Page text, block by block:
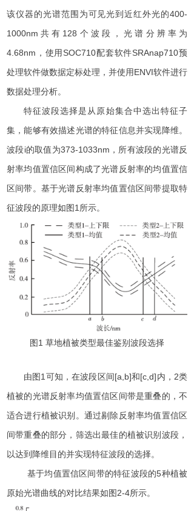
该仪器的光谱范围为可见光到近红外光的400-
1000nm 共有 128 个波段 ，光谱分辨率 为
4.68nm ，使用 SOC710配套软件SRAnap710预
处理软件做数据定标处理，并使用ENVI软件进行
数据处理分析。
特征波段选择是从原始集合中选出特征子
集，能够有效描述光谱的特征信息并实现降维。
波段i的取值为373-1033nm ，所有波段的光谱反
射率均值置信区间构成了光谱反射率的均值置信
区间带。基于光谱反射率均值置信区间带提取特
征波段的原理如图1 所示。
图1 草地植被类型最佳鉴别波段选择
由图1可知，在波段区间[a,b]和[c,d]内 ， 2类
植被的光谱反射率均值置信区间带是重叠的，不
适合进行植被识别。通过剔除反射率均值置信区
间带重叠的部分，筛选出最佳的植被识别波段，
以达到降维目的并实现特征波段的选择。
基于均值置信区间带的特征波段的5种植被
原始光谱曲线的对比结果如图2-4所示。